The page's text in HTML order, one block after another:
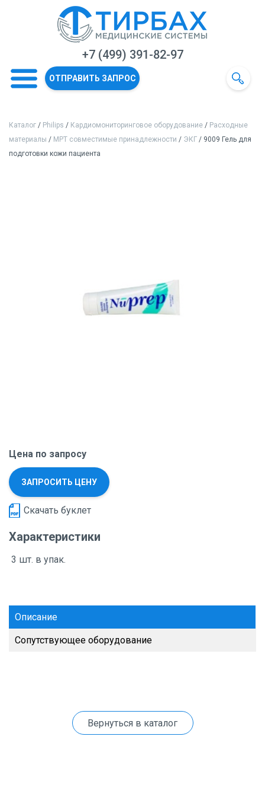
+7 (499) 391-82-97
ОТПРАВИТЬ ЗАПРОС
Каталог / Philips / Кардиомониторинговое оборудование / Расходные
материалы / МРТ совместимые принадлежности / ЭКГ / 9009 Гель для
подготовки кожи пациента
Цена по запросу
ЗАПРОСИТЬ ЦЕНУ
Скачать буклет
Характеристики
3 шт. в упак.
Описание
Сопутствующее оборудование
Вернуться в каталог